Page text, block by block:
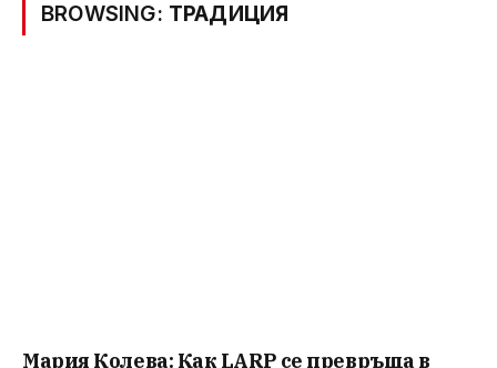
BROWSING: ТРАДИЦИЯ
Мария Колева: Как LARP се превръща в